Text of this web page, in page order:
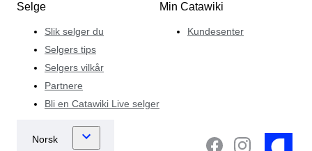
Selge
Slik selger du
Selgers tips
Selgers vilkår
Partnere
Bli en Catawiki Live selger
Min Catawiki
Kundesenter